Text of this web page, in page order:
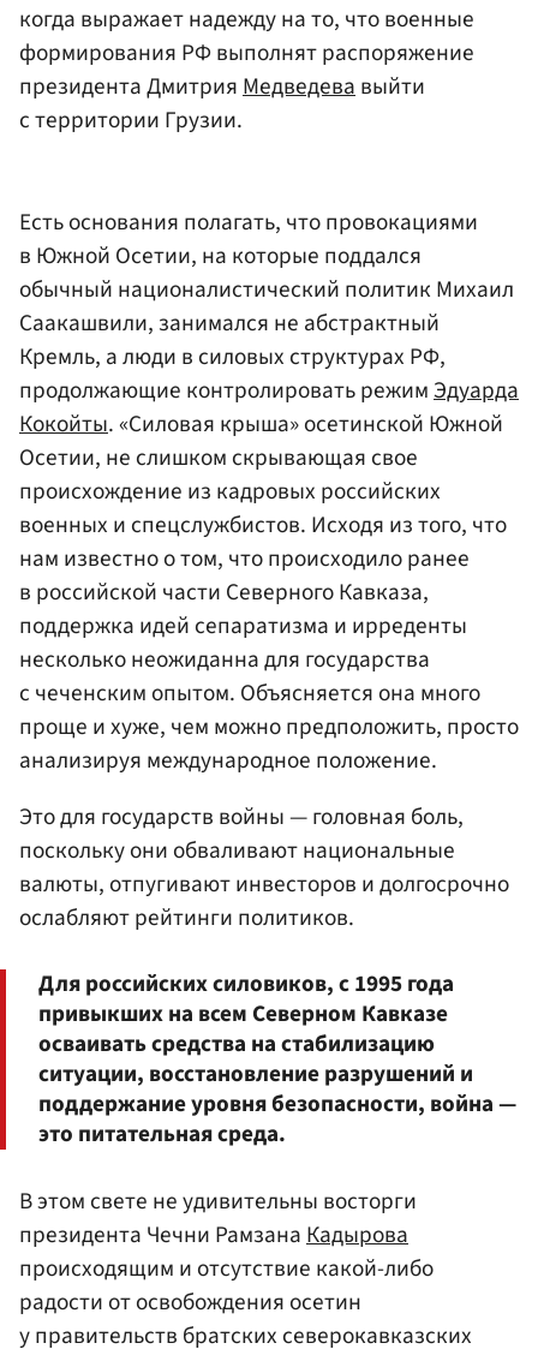
когда выражает надежду на то, что военные
формирования РФ выполнят распоряжение
президента ДмитрияМедведевавыйти
с территории Грузии.
Есть основания полагать, что провокациями
в Южной Осетии, на которые поддался
обычный националистический политик Михаил
Саакашвили, занимался не абстрактный
Кремль, а люди в силовых структурах РФ,
продолжающие контролировать режимЭдуарда
Кокойты. «Силовая крыша» осетинской Южной
Осетии, не слишком скрывающая свое
происхождение из кадровых российских
военных и спецслужбистов. Исходя из того, что
нам известно о том, что происходило ранее
в российской части Северного Кавказа,
поддержка идей сепаратизма и ирреденты
несколько неожиданна для государства
с чеченским опытом. Объясняется она много
проще и хуже, чем можно предположить, просто
анализируя международное положение.
Это для государств войны — головная боль,
поскольку они обваливают национальные
валюты, отпугивают инвесторов и долгосрочно
ослабляют рейтинги политиков.
Для российских силовиков, с 1995 года
привыкших на всем Северном Кавказе
осваивать средства на стабилизацию
ситуации, восстановление разрушений и
поддержание уровня безопасности, война —
это питательная среда.
В этом свете не удивительны восторги
президента Чечни РамзанаКадырова
происходящим и отсутствие какой-либо
радости от освобождения осетин
у правительств братских северокавказских